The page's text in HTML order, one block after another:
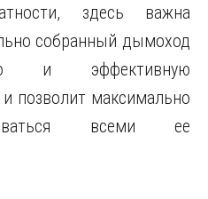
здесь важна
собранный дымоход
и эффективную
позволит максимально
всеми ее